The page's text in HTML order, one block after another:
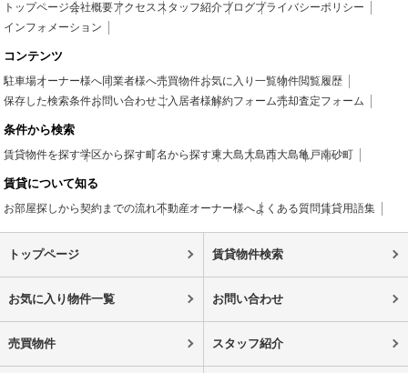
トップページ会社概要アクセススタッフ紹介ブログプライバシーポリシー
インフォメーション
コンテンツ
駐車場オーナー様へ同業者様へ売買物件お気に入り一覧物件閲覧履歴
保存した検索条件お問い合わせご入居者様解約フォーム売却査定フォーム
条件から検索
賃貸物件を探す学区から探す町名から探す東大島大島西大島亀戸南砂町
賃貸について知る
お部屋探しから契約までの流れ不動産オーナー様へよくある質問賃貸用語集
トップページ 賃貸物件検索
お気に入り物件一覧 お問い合わせ
売買物件 スタッフ紹介